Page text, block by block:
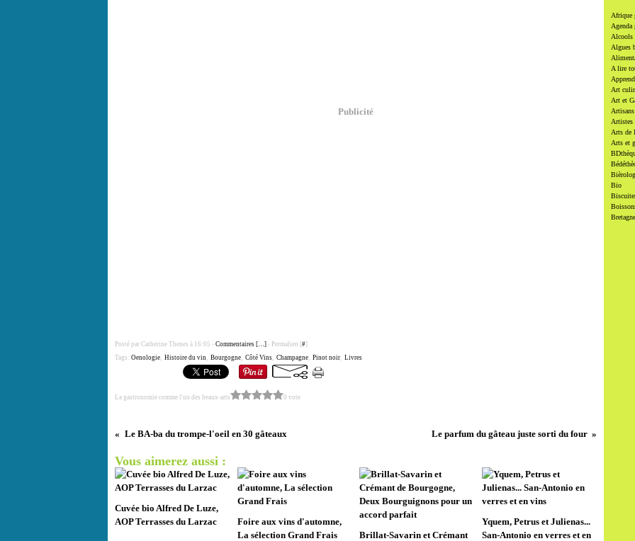
Publicité
Posté par Catherine Thenes à 16:05 - Commentaires […] - Permalien [#]
Tags: Oenologie, Histoire du vin, Bourgogne, Côté Vins, Champagne, Pinot noir, Livres
La gastronomie comme l'un des beaux-arts 0 vote
Le BA-ba du trompe-l'oeil en 30 gâteaux Le parfum du gâteau juste sorti du four
Vous aimerez aussi :
Cuvée bio Alfred De Luze,
AOP Terrasses du Larzac
Foire aux vins d'automne,
La sélection Grand Frais
Brillat-Savarin et Crémant
Yquem, Petrus et Julienas...
San-Antonio en verres et en
Afrique
Agenda
Alcools
Algues
A lire
Art
Art et
Artistes
Arts de
Arts et
Bio